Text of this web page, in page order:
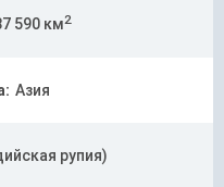
590 км2
Азия
рупия)